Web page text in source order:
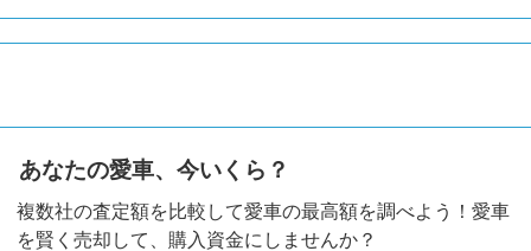
あなたの愛車、今いくら？
複数社の査定額を比較して愛車の最高額を調べよう！愛車
を賢く売却して、購入資金にしませんか？